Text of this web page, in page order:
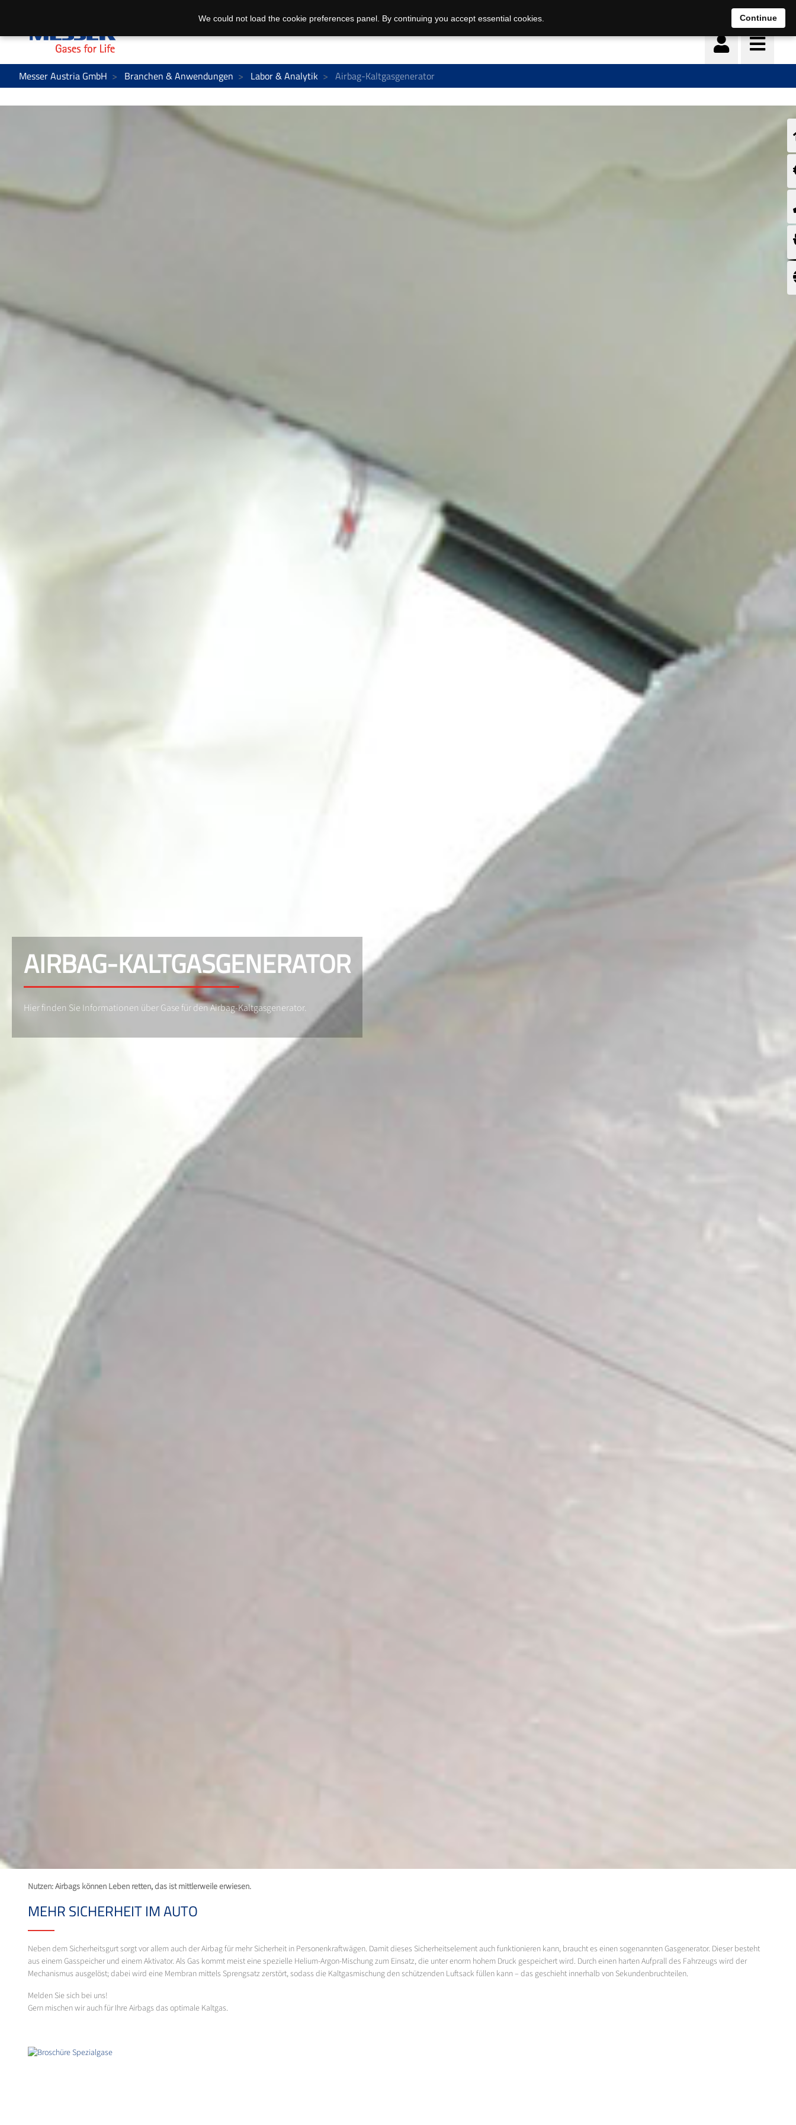
Messer Austria GmbH Branchen & Anwendungen Labor & Analytik Airbag-Kaltgasgenerator
AIRBAG-KALTGASGENERATOR
Hier finden Sie Informationen über Gase für den Airbag-Kaltgasgenerator.
Nutzen: Airbags können Leben retten, das ist mittlerweile erwiesen.
MEHR SICHERHEIT IM AUTO
Neben dem Sicherheitsgurt sorgt vor allem auch der Airbag für mehr Sicherheit in Personenkraftwägen. Damit dieses Sicherheitselement auch funktionieren kann, braucht es einen sogenannten Gasgenerator. Dieser besteht
aus einem Gasspeicher und einem Aktivator. Als Gas kommt meist eine spezielle Helium-Argon-Mischung zum Einsatz, die unter enorm hohem Druck gespeichert wird. Durch einen harten Aufprall des Fahrzeugs wird der
Mechanismus ausgelöst; dabei wird eine Membran mittels Sprengsatz zerstört, sodass die Kaltgasmischung den schützenden Luftsack füllen kann – das geschieht innerhalb von Sekundenbruchteilen.
Melden Sie sich bei uns!
Gern mischen wir auch für Ihre Airbags das optimale Kaltgas.
We could not load the cookie preferences panel. By continuing you accept essential cookies. Continue